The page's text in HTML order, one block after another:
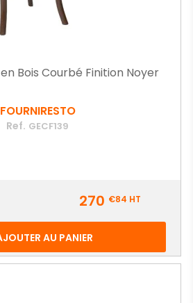
Bois Courbé Finition Noyer
FOURNIRESTO
Ref. GECF139
270 €84 HT
AU PANIER